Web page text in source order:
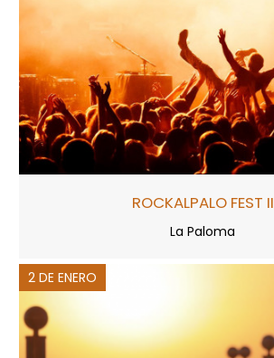
ROCKALPALO FEST II
La Paloma
2 DE ENERO